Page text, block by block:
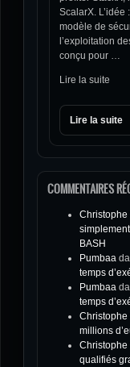
ScalarX.
modèle de
l’exploitation
conçu pour …
Lire la suite
Lire la suite
COMMENTAIRES
BASH
Pumbaa
temps
Pumbaa
temps
millions
qualifiés